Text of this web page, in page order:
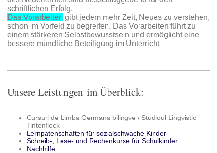
schriftlichen Erfolg.
Das Vorarbeiten gibt jedem mehr Zeit, Neues zu verstehen,
schon im Vorfeld zu begreifen. Das Vorarbeiten führt zu
einem stärkeren Selbstbewusstsein und ermöglicht eine
bessere mündliche Beteiligung im Unterricht
Unsere Leistungen im Überblick:
Cursuri de Limba Germana bilingve / Studioul Lingvistic
Tintenfleck
Lernpatenschaften für sozialschwache Kinder
Schreib-, Lese- und Rechenkurse für Schulkinder
Nachhilfe